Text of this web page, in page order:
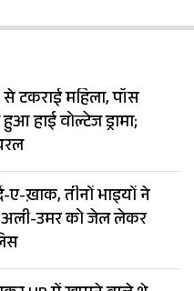
से टकराई महिला, पॉस
हाई वोल्टेज ड्रामा;
ए-ख़ाक, तीनों भाइयों ने
अली-उमर को जेल लेकर